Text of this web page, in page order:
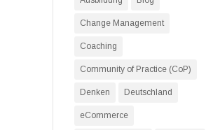
Change Management
Coaching
Community of Practice (CoP)
Denken Deutschland
eCommerce